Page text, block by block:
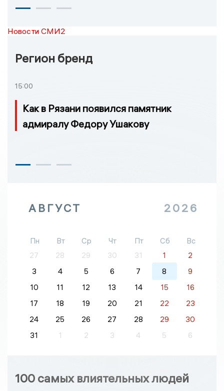
Новости СМИ2
Регион бренд
15:00
Как в Рязани появился памятник
адмиралу Федору Ушакову
АВГУСТ 2026
Пн Вт Ср Чт Пт Сб
Вс
27
28 29 30 31 1
2
3
4 5 6 7 8
9
10
11 12 13 14 15
16
17
18 19 20 21 22
23
24
25 26 27 28 29
30
31
1 2 3 4 5 6
100 самых влиятельных людей